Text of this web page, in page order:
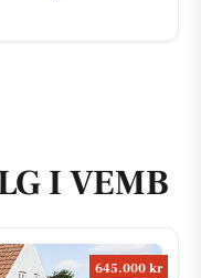
I VEMB
645.000 kr